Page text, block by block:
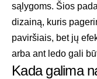
sąlygoms. Šios
dizainą, kuris
paviršiais, bet jų
arba ant ledo gali
Kada galima